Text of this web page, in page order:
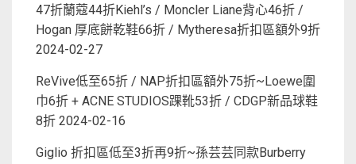
47折蘭蔻44折Kiehl’s / Moncler Liane背心46折 /
Hogan 厚底餅乾鞋66折 / Mytheresa折扣區額外9折
2024-02-27
ReVive低至65折 / NAP折扣區額外75折~Loewe圍
巾6折 + ACNE STUDIOS踝靴53折 / CDGP新品球鞋
8折 2024-02-16
Giglio 折扣區低至3折再9折~孫芸芸同款Burberry